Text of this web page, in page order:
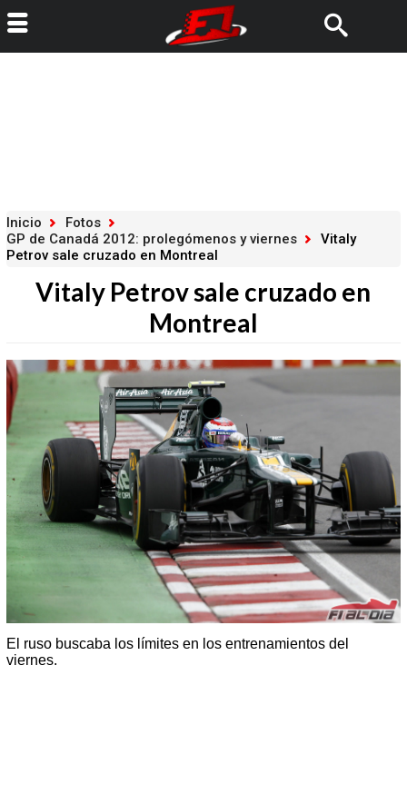
Inicio
Fotos
GP de Canadá 2012: prolegómenos y viernes
Vitaly
Petrov sale cruzado en Montreal
Vitaly Petrov sale cruzado en
Montreal
El ruso buscaba los límites en los entrenamientos del
viernes.